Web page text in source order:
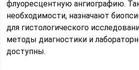
флуоресцентную ангиографию.
необходимости, назначают
для гистологического
методы диагностики и
доступны.